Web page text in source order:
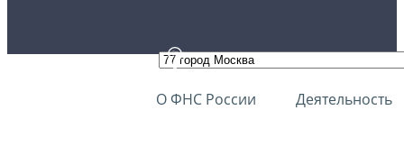
О ФНС России Деятельность